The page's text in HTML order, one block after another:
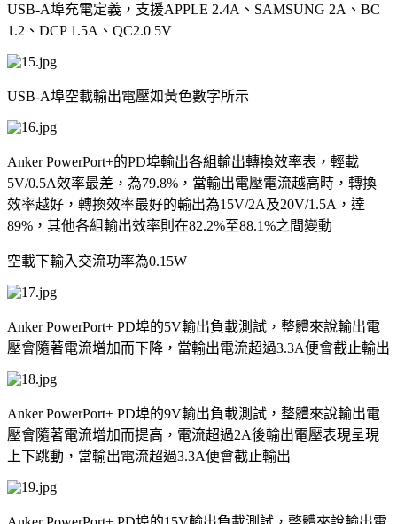
USB-A埠充電定義，支援APPLE 2.4A 、 SAMSUNG 2A 、 BC
1.2 、 DCP 1.5A 、 QC2.0 5V
USB-A埠空載輸出電壓如黃色數字所示
Anker PowerPort+的PD埠輸出各組輸出轉換效率表，輕載
5V/0.5A效率最差，為79.8% ，當輸出電壓電流越高時，轉換
效率越好，轉換效率最好的輸出為15V/2A及20V/1.5A ，達
89% ，其他各組輸出效率則在82.2%至88.1%之間變動
空載下輸入交流功率為0.15W
Anker PowerPort+ PD埠的5V輸出負載測試，整體來說輸出電
壓會隨著電流增加而下降，當輸出電流超過3.3A便會截止輸出
Anker PowerPort+ PD埠的9V輸出負載測試，整體來說輸出電
壓會隨著電流增加而提高，電流超過2A後輸出電壓表現呈現
上下跳動，當輸出電流超過3.3A便會截止輸出